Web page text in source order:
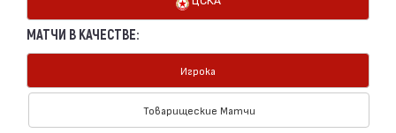
МАТЧИ В КАЧЕСТВЕ:
Игрока
Товарищеские Матчи